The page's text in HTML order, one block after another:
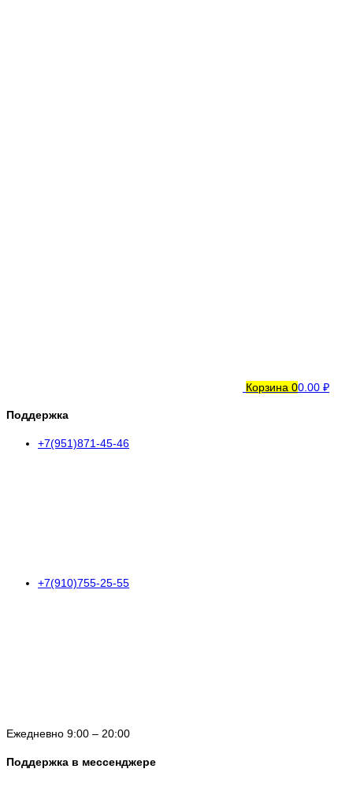
Корзина 00.00 ₽
Поддержка
+7(951)871-45-46
+7(910)755-25-55
Ежедневно 9:00 – 20:00
Поддержка в мессенджере